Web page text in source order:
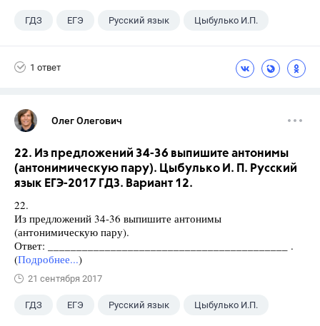
ГДЗ ЕГЭ Русский язык Цыбулько И.П.
1 ответ
Олег Олегович
22. Из предложений 34-36 выпишите антонимы
(антонимическую пару). Цыбулько И. П. Русский
язык ЕГЭ-2017 ГДЗ. Вариант 12.
22.
Из предложений 34-36 выпишите антонимы
(антонимическую пару).
Ответ: __________________________________________ .
(Подробнее...)
21 сентября 2017
ГДЗ ЕГЭ Русский язык Цыбулько И.П.